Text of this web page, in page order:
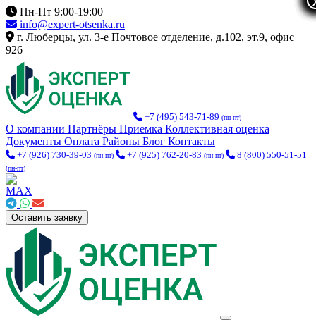
Пн-Пт 9:00-19:00
info@expert-otsenka.ru
г. Люберцы, ул. 3-е Почтовое отделение, д.102, эт.9, офис
926
+7 (495) 543-71-89 (пн-пт)
О компании Партнёры Приемка Коллективная оценка
Документы Оплата Районы Блог Контакты
+7 (926) 730-39-03 (пн-пт) +7 (925) 762-20-83 (пн-пт) 8 (800) 550-51-51
(пн-пт)
Оставить заявку